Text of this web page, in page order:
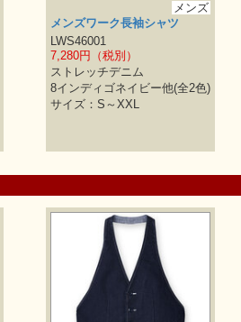
メンズ
メンズワーク長袖シャツ
LWS46001
7,280円（税別）
ストレッチデニム
8インディゴネイビー他(全2色)
サイズ：S～XXL